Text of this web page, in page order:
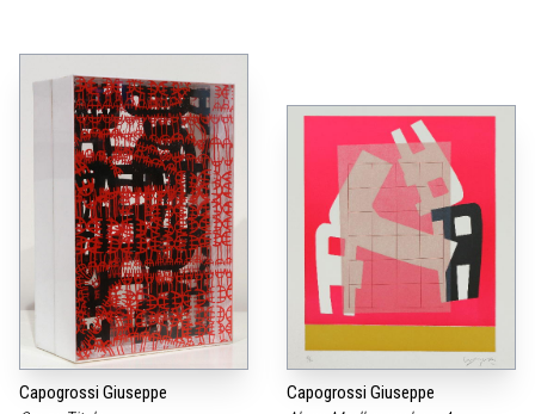
Capogrossi Giuseppe
Capogrossi Giuseppe